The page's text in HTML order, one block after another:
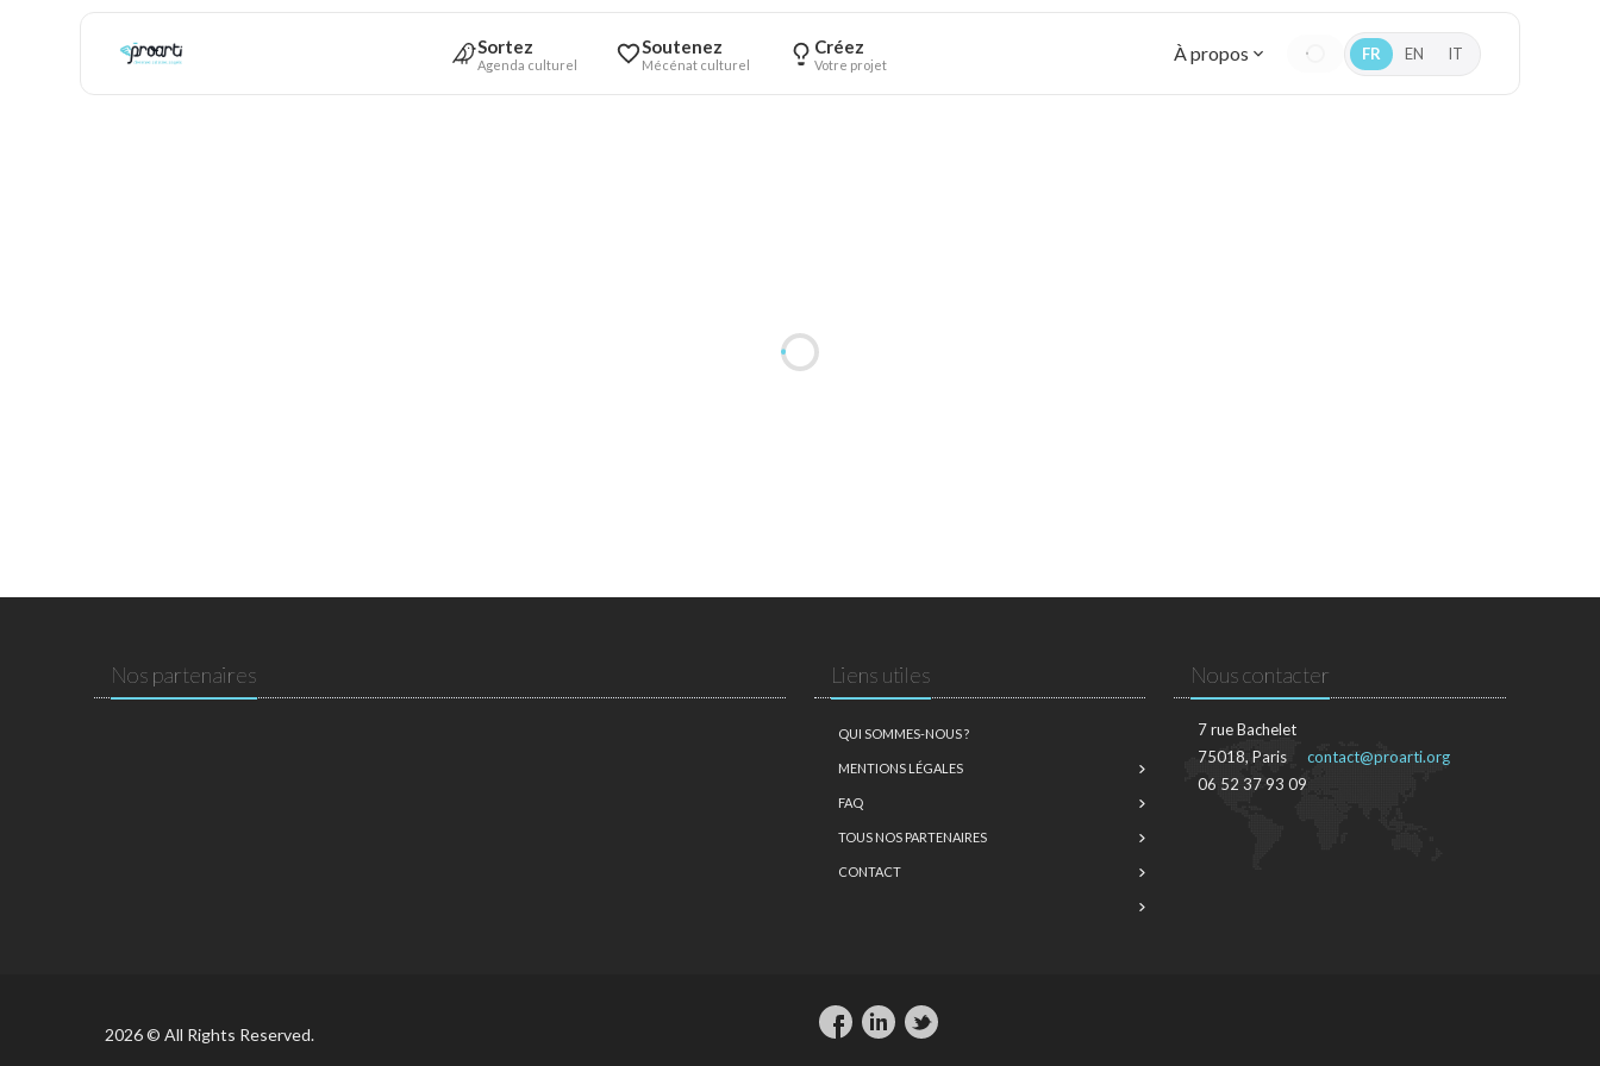
Sortez
Agenda culturel
Soutenez
Mécénat culturel
Créez
Votre projet À propos FR EN IT
Nos partenaires Liens utiles
QUI SOMMES-NOUS ?
MENTIONS LÉGALES
FAQ
TOUS NOS PARTENAIRES
CONTACT
Nous contacter
7 rue Bachelet
75018, Paris
06 52 37 93 09
contact@proarti.org
2026 © All Rights Reserved.